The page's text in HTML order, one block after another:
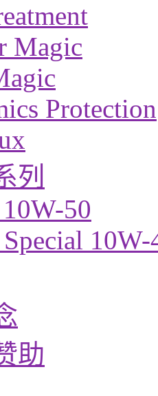
Magic
Protection
列
50
10W-
助